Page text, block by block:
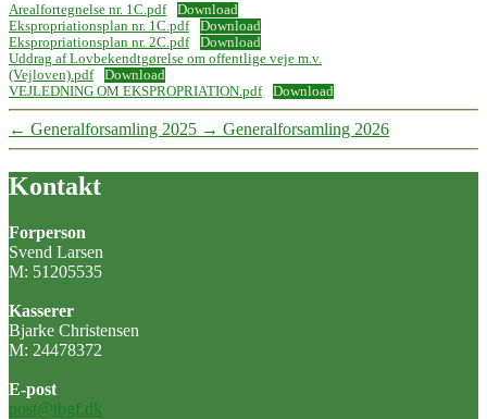
Arealfortegnelse nr. 1C.pdf
Download
Ekspropriationsplan nr. 1C.pdf
Download
Ekspropriationsplan nr. 2C.pdf
Download
Uddrag af Lovbekendtgørelse om offentlige veje m.v.
(Vejloven).pdf
Download
VEJLEDNING OM EKSPROPRIATION.pdf
Download
← Generalforsamling 2025 → Generalforsamling 2026
Kontakt
Forperson
Svend Larsen
M: 51205535
Kasserer
Bjarke Christensen
M: 24478372
E-post
post@tbgf.dk